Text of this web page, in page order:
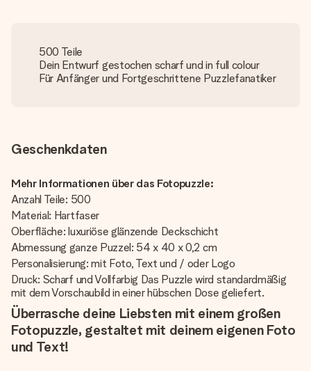
500 Teile
Dein Entwurf gestochen scharf und in full colour
Für Anfänger und Fortgeschrittene Puzzlefanatiker
Geschenkdaten
Mehr Informationen über das Fotopuzzle:
Anzahl Teile: 500
Material: Hartfaser
Oberfläche: luxuriöse glänzende Deckschicht
Abmessung ganze Puzzel: 54 x 40 x 0,2 cm
Personalisierung: mit Foto, Text und / oder Logo
Druck: Scharf und Vollfarbig Das Puzzle wird standardmäßig
mit dem Vorschaubild in einer hübschen Dose geliefert.
Überrasche deine Liebsten mit einem großen
Fotopuzzle, gestaltet mit deinem eigenen Foto
und Text!